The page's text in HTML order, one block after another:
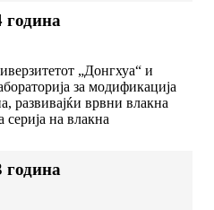
година
„Донгхуа“ и
за модификација
развивајќи врвни влакна
на влакна
година